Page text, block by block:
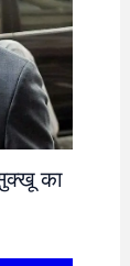
का